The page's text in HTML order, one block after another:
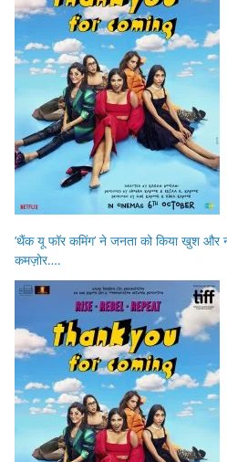
‘थैंक यू फॉर कमिंग’ ने जनता को किया खुश और
कमज़ोर….